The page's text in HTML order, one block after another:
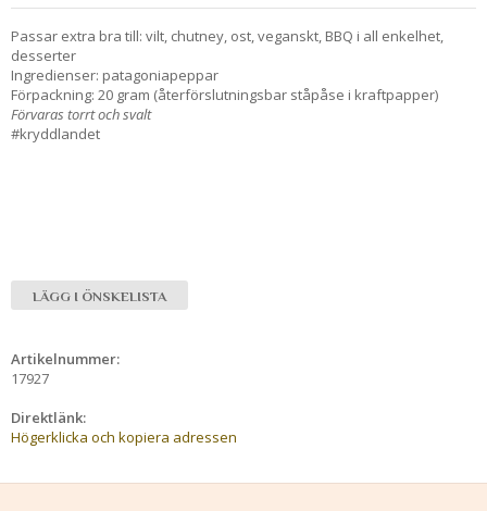
Passar extra bra till: vilt, chutney, ost, veganskt, BBQ i all enkelhet,
desserter
Ingredienser: patagoniapeppar
Förpackning: 20 gram (återförslutningsbar ståpåse i kraftpapper)
Förvaras torrt och svalt
#kryddlandet
LÄGG I ÖNSKELISTA
Artikelnummer:
17927
Direktlänk:
Högerklicka och kopiera adressen